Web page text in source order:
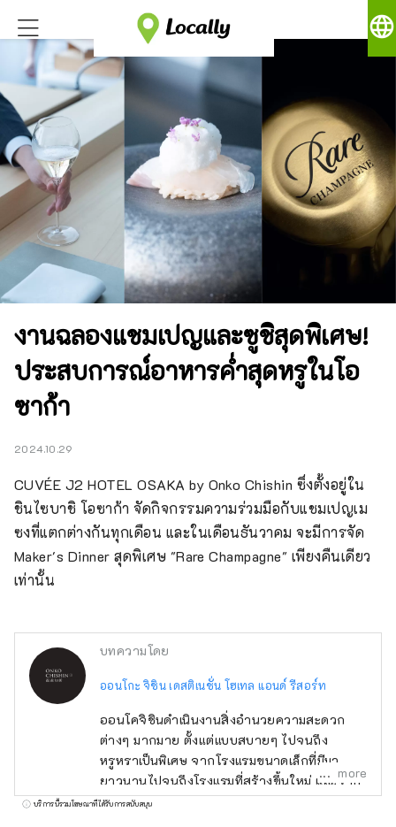
language
งานฉลองแชมเปญและซูชิสุดพิเศษ!
ประสบการณ์อาหารค่ำสุดหรูในโอ
ซาก้า
2024.10.29
CUVÉE J2 HOTEL OSAKA by Onko Chishin ซึ่งตั้งอยู่ใน
ชินไซบาชิ โอซาก้า จัดกิจกรรมความร่วมมือกับแชมเปญเม
ซงที่แตกต่างกันทุกเดือน และในเดือนธันวาคม จะมีการจัด
Maker's Dinner สุดพิเศษ "Rare Champagne" เพียงคืนเดียว
เท่านั้น
บทความโดย
ออนโกะ จิชิน เดสติเนชั่น โฮเทล แอนด์ รีสอร์ท
ออนโคจิชินดำเนินงานสิ่งอำนวยความสะดวก
ต่างๆ มากมาย ตั้งแต่แบบสบายๆ ไปจนถึง
หรูหราเป็นพิเศษ จากโรงแรมขนาดเล็กที่มีมา
ยาวนานไปจนถึงโรงแรมที่สร้างขึ้นใหม่ และจาก
เขตเมืองไปจนถึงเกาะห่างไกล สิ่งที่พวกเขามี
more
บริการนี้รวมโฆษณาที่ได้รับการสนับสนุน